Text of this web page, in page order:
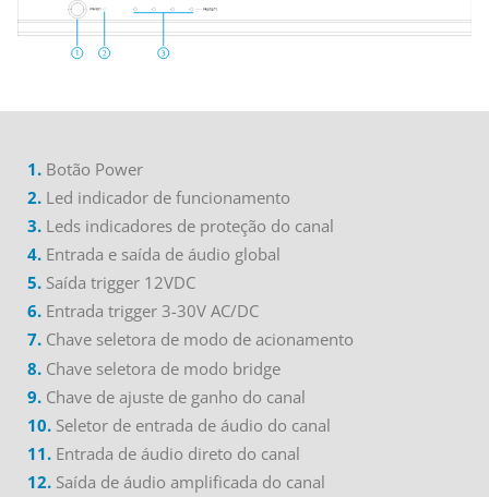
1. Botão Power
2. Led indicador de funcionamento
3. Leds indicadores de proteção do canal
4. Entrada e saída de áudio global
5. Saída trigger 12VDC
6. Entrada trigger 3-30V AC/DC
7. Chave seletora de modo de acionamento
8. Chave seletora de modo bridge
9. Chave de ajuste de ganho do canal
10. Seletor de entrada de áudio do canal
11. Entrada de áudio direto do canal
12. Saída de áudio amplificada do canal